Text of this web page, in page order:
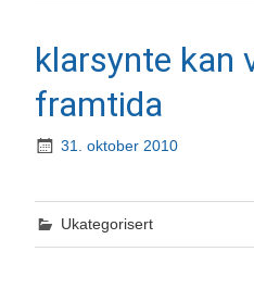
klarsynte kan
framtida
31. oktober 2010
Ukategorisert